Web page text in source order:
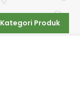
Kategori Produk